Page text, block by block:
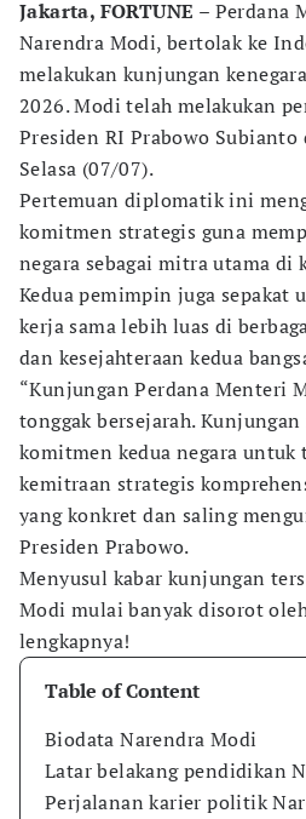
Jakarta, FORTUNE – Perdana
Narendra Modi, bertolak ke
melakukan kunjungan
2026. Modi telah melakukan
Presiden RI Prabowo
Selasa (07/07).
Pertemuan diplomatik ini
komitmen strategis guna
negara sebagai mitra utama di
Kedua pemimpin juga sepakat
kerja sama lebih luas di
dan kesejahteraan kedua
“Kunjungan Perdana Menteri
tonggak bersejarah.
komitmen kedua negara untuk
kemitraan strategis
yang konkret dan saling
Presiden Prabowo.
Menyusul kabar kunjungan
Modi mulai banyak disorot
lengkapnya!
Table of Content
Biodata Narendra Modi
Latar belakang pendidikan
Perjalanan karier politik